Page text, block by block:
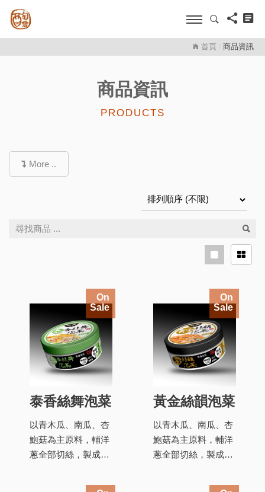
首頁 商品資訊
商品資訊
PRODUCTS
More ..
泰香絲舞泡菜
以青木瓜、南瓜、杏
鮑菇為主原料，輔洋
蔥全部切絲，製成黃
On
Sale
黃金絲韻泡菜
以青木瓜、南瓜、杏
鮑菇為主原料，輔洋
蔥全部切絲，製成黃
On
Sale